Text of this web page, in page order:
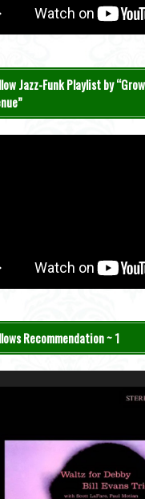
Jazz-Funk Playlist by
Recommendation ~ 1